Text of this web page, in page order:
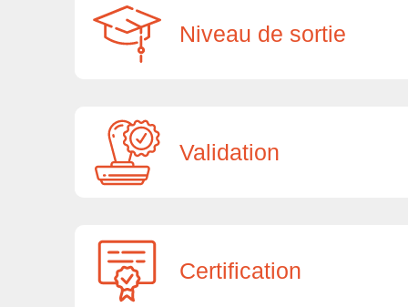
Niveau de sortie
Validation
Certification